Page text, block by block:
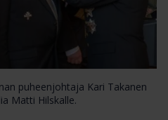
puheenjohtaja Kari Takanen
Matti Hilskalle.